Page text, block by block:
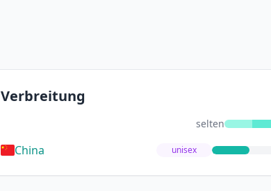
Verbreitung
selten
China unisex